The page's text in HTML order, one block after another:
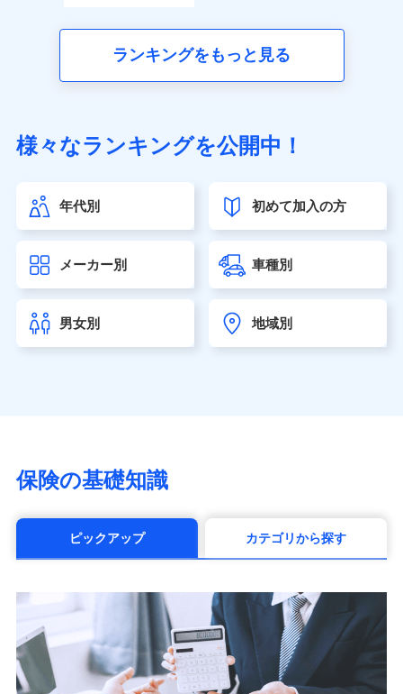
（https://www.sonylife.co.jp）
第一ネオ生命保険株式会社（https://neofirst.co.jp/）
大樹生命保険株式会社（https://www.taiju-life.co.jp）
seimei.co.jp）
チューリッヒ生命保険株式会社
東京海上日動あんしん生命保険株式会社
（https://www.tmn-anshin.co.jp/）
マニュライフ生命保険株式会社
（https://www.manulife.co.jp/）
（https://www.msa-life.co.jp/）
メットライフ生命株式会社(https://www.metlife.co.jp/)
■少額短期保険
株式会社アシロ少額短期保険 (https://kailash.co.jp/)
SBIいきいき少額短期保険会社 (https://www.i-
sedai.com/)
ランキングをもっと見る
様々なランキングを公開中！
年代別 初めて加入の方
メーカー別 車種別
男女別 地域別
保険の基礎知識
ピックアップ カテゴリから探す